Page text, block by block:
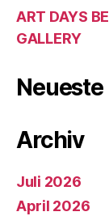
ART DAYS
GALLERY
Archiv
Juli 2026
April 2026